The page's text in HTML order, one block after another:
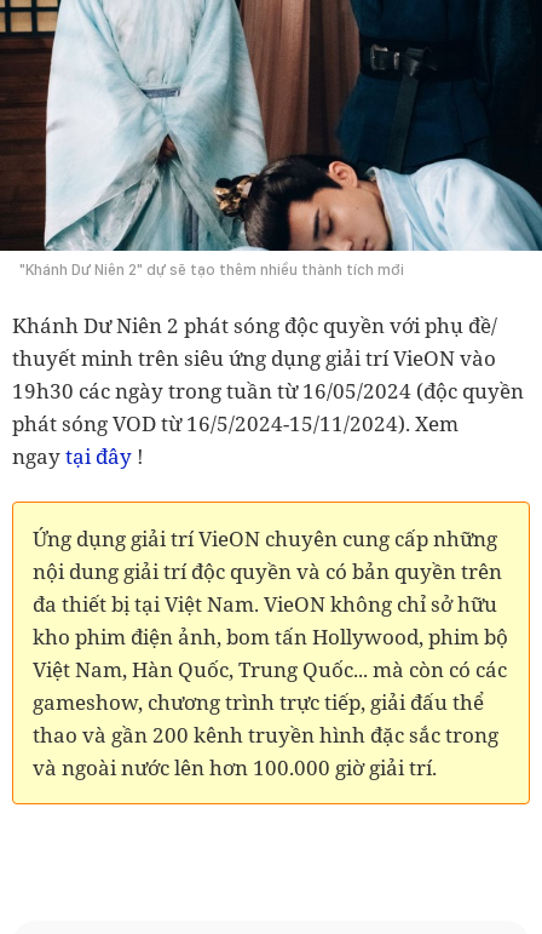
"Khánh Dư Niên 2" dự sẽ tạo thêm nhiều thành tích mới
Khánh Dư Niên 2 phát sóng độc quyền với phụ đề/
thuyết minh trên siêu ứng dụng giải trí VieON vào
19h30 các ngày trong tuần từ 16/05/2024 (độc quyền
phát sóng VOD từ 16/5/2024-15/11/2024). Xem
ngaytại đây !
Ứng dụng giải trí VieON chuyên cung cấp những
nội dung giải trí độc quyền và có bản quyền trên
đa thiết bị tại Việt Nam. VieON không chỉ sở hữu
kho phim điện ảnh, bom tấn Hollywood, phim bộ
Việt Nam, Hàn Quốc, Trung Quốc... mà còn có các
gameshow, chương trình trực tiếp, giải đấu thể
thao và gần 200 kênh truyền hình đặc sắc trong
và ngoài nước lên hơn 100.000 giờ giải trí.